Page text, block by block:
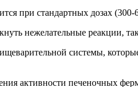
при стандартных дозах (300-
нежелательные реакции,
системы,
активности печеночных